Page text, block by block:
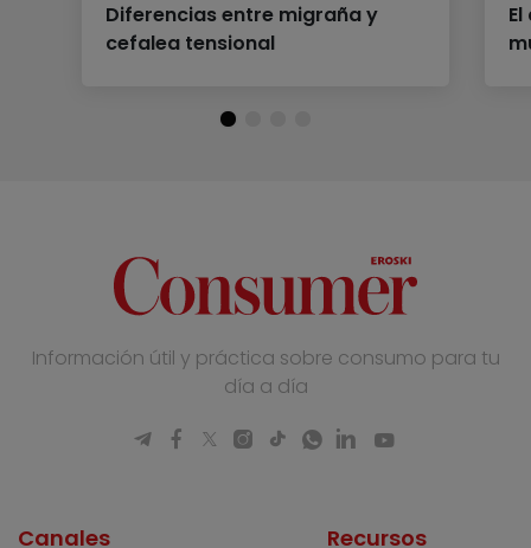
Diferencias entre migraña y
cefalea tensional
Información útil y práctica sobre consumo para tu
día a día
Canales Recursos